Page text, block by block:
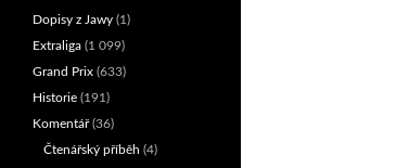
Dopisy z Jawy (1)
Extraliga (1 099)
Grand Prix (633)
Historie (191)
Komentář(36)
Čtenářský příběh (4)